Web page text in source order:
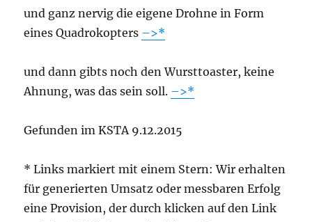
und ganz ner­vig die eige­ne Droh­ne in Form
eines Qua­dro­kop­ters –>
und dann gibts noch den Wurst­toas­ter, kei­ne
Ahnung, was das sein soll. –>
Gefun­den im KSTA 9.12.2015
* Links mar­kiert mit einem Stern: Wir erhal­ten
für gene­rier­ten Umsatz oder mess­ba­ren Erfolg
eine Pro­vi­si­on, der durch kli­cken auf den Link